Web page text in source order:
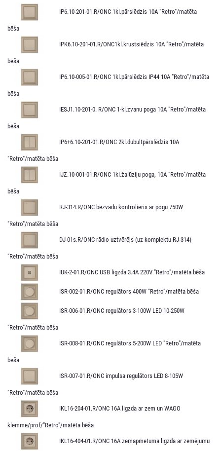
IP6.10-201-01.R/ONC 1kl.pārslēdzis 10A "Retro"/matēta
bēša
IPK6.10-201-01.R/ONC1kl.krustsiēdzis 10A "Retro"/matēta
bēša
IP6.10-005-01.R/ONC 1kl.pārslēdzis IP44 10A "Retro"/matēta
bēša
IESJ1.10-201-0. R/ONC 1-kl.zvanu poga 10A "Retro"/matēta
bēša
IP6+6.10-201-01.R/ONC 2kl.dubultpārslēdzis 10A
"Retro"/matēta bēša
IJZ.10-001-01.R/ONC 1kl.žalūziju poga, 10A "Retro"/matēta
bēša
RJ-314.R/ONC bezvadu kontrolieris ar pogu 750W
"Retro"/matēta bēša
DJ-01s.R/ONC rādio uztvērējs (uz komplektu RJ-314)
"Retro"/matēta bēša
IUK-2-01.R/ONC USB ligzda 3.4A 220V "Retro"/matēta bēša
ISR-002-01.R/ONC regulātors 400W "Retro"/matēta bēša
ISR-006-01.R/ONC regulātors 3-100W LED 10-250W
"Retro"/matēta bēša
ISR-008-01.R/ONC regulātors 5-200W LED "Retro"/matēta
bēša
ISR-007-01.R/ONC impulsa regulātors LED 8-105W
"Retro"/matēta bēša
IKL16-204-01.R/ONC 16A ligzda ar zem un WAGO
klemme/prof/"Retro"/matēta bēša
IKL16-404-01.R/ONC 16A zemapmetuma ligzda ar zemējumu